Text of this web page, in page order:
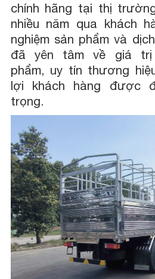
chính hãng tại thị
nhiều năm qua khách
nghiệm sản phẩm và
đã yên tâm về giá
phẩm, uy tín thương
lợi khách hàng được
trọng.